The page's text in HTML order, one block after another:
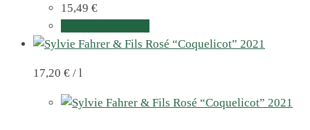
15,49 €
17,20 € / l